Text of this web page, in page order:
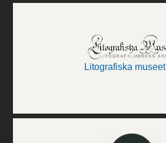
Litografiska museet